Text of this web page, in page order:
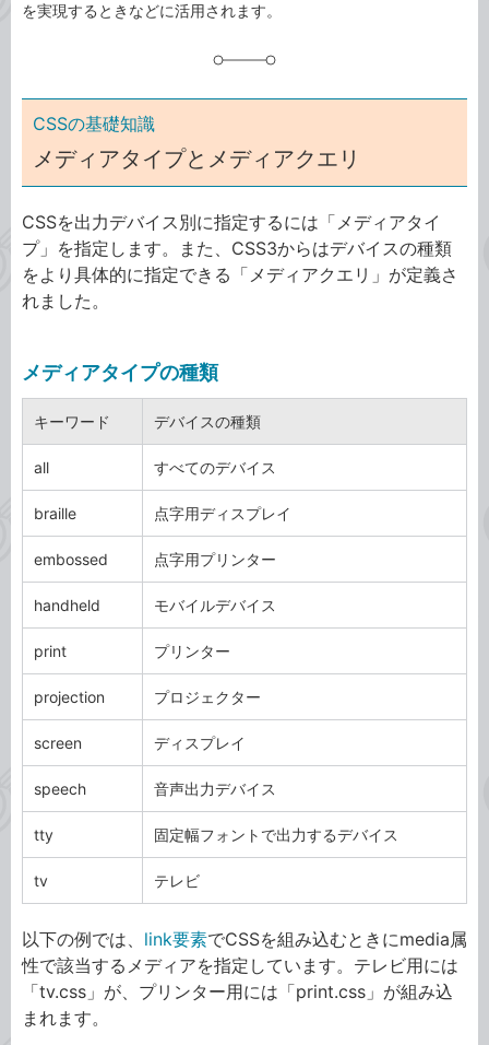
を実現するときなどに活用されます。
CSSの基礎知識
メディアタイプとメディアクエリ
CSSを出力デバイス別に指定するには「メディアタイ
プ」を指定します。また、CSS3からはデバイスの種類
をより具体的に指定できる「メディアクエリ」が定義さ
れました。
メディアタイプの種類
キーワード デバイスの種類
all すべてのデバイス
braille 点字用ディスプレイ
embossed 点字用プリンター
handheld モバイルデバイス
print プリンター
projection プロジェクター
screen ディスプレイ
speech 音声出力デバイス
tty 固定幅フォントで出力するデバイス
tv テレビ
以下の例では、 link要素でCSSを組み込むときにmedia属
性で該当するメディアを指定しています。テレビ用には
「tv.css」が、プリンター用には「print.css」が組み込
まれます。